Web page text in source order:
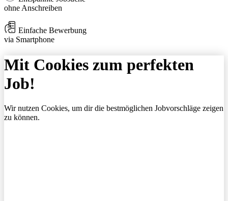
ohne Anschreiben
Einfache Bewerbung
via Smartphone
Mit Cookies zum perfekten
Job!
Wir nutzen Cookies, um dir die bestmöglichen Jobvorschläge zeigen
zu können.